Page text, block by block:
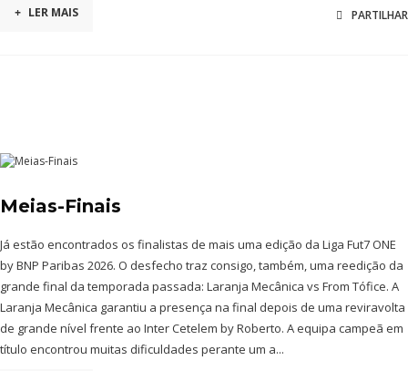
+ LER MAIS PARTILHAR
Meias-Finais
Já estão encontrados os finalistas de mais uma edição da Liga Fut7 ONE
by BNP Paribas 2026. O desfecho traz consigo, também, uma reedição da
grande final da temporada passada: Laranja Mecânica vs From Tófice. A
Laranja Mecânica garantiu a presença na final depois de uma reviravolta
de grande nível frente ao Inter Cetelem by Roberto. A equipa campeã em
título encontrou muitas dificuldades perante um a...